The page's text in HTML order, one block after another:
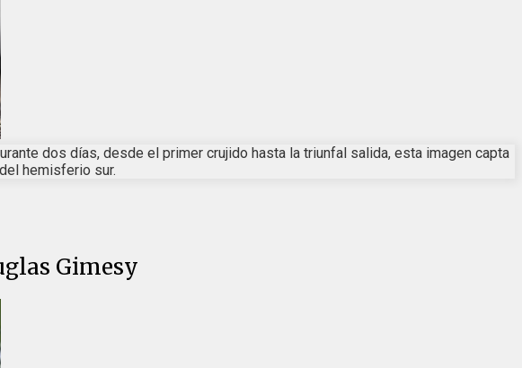
dos días, desde el primer crujido hasta la triunfal salida, esta imagen capta
hemisferio sur.
Gimesy